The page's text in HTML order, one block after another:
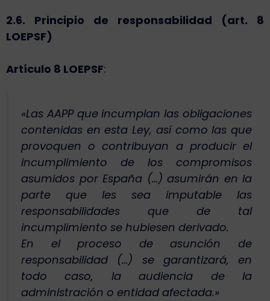
2.6. Principio de responsabilidad (art. 8
LOEPSF)
Artículo 8 LOEPSF:
«Las AAPP que incumplan las obligaciones
contenidas en esta Ley, así como las que
provoquen o contribuyan a producir el
incumplimiento de los compromisos
asumidos por España (…) asumirán en la
parte que les sea imputable las
responsabilidades que de tal
incumplimiento se hubiesen derivado.
En el proceso de asunción de
responsabilidad (…) se garantizará, en
todo caso, la audiencia de la
administración o entidad afectada.»